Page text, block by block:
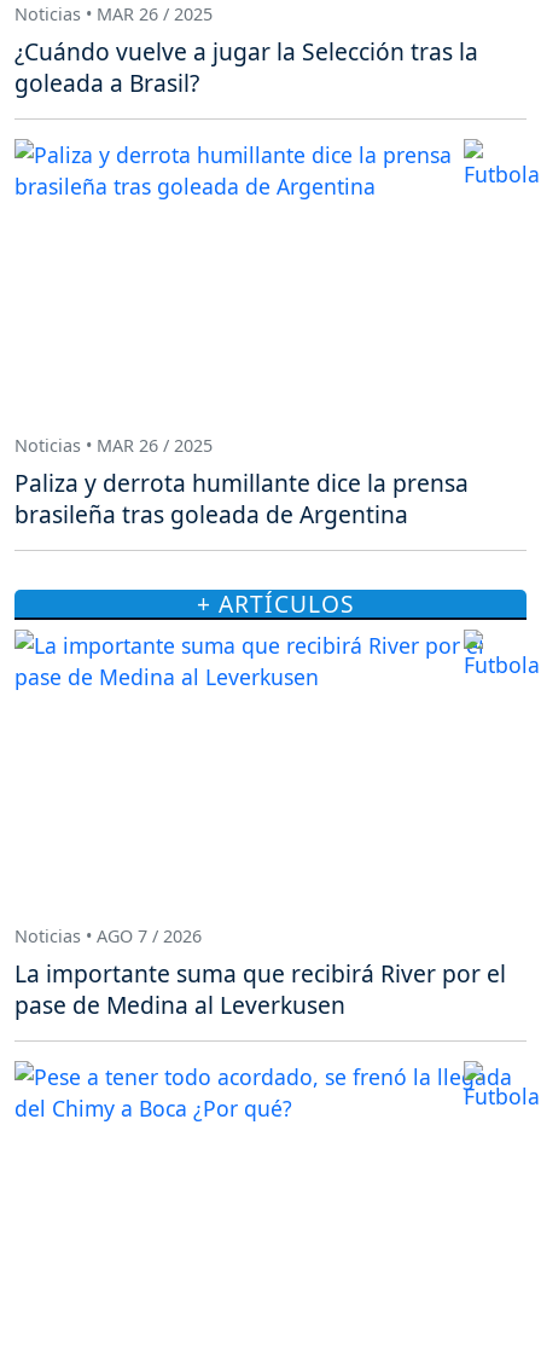
Noticias • MAR 26 / 2025
¿Cuándo vuelve a jugar la Selección tras la
goleada a Brasil?
Noticias • MAR 26 / 2025
Paliza y derrota humillante dice la prensa
brasileña tras goleada de Argentina
+ ARTÍCULOS
Noticias • AGO 7 / 2026
La importante suma que recibirá River por el
pase de Medina al Leverkusen